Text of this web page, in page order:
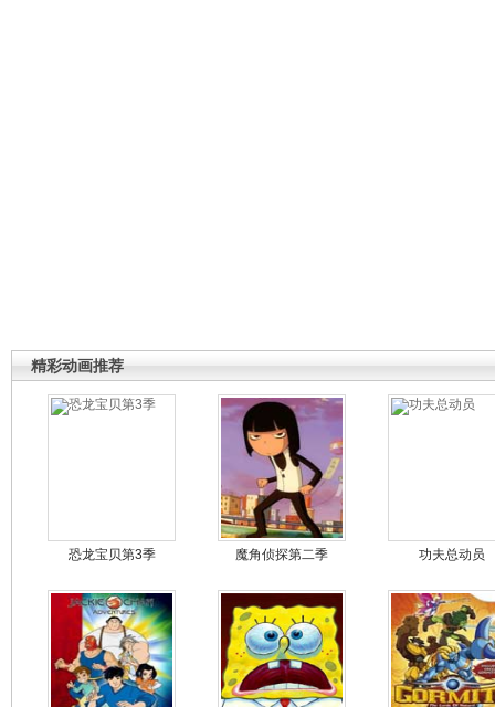
精彩动画推荐
恐龙宝贝第3季 魔角侦探第二季 功夫总动员